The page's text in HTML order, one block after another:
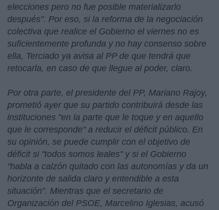
elecciones pero no fue posible materializarlo
después". Por eso, si la reforma de la negociación
colectiva que realice el Gobierno el viernes no es
suficientemente profunda y no hay consenso sobre
ella, Terciado ya avisa al PP de que tendrá que
retocarla, en caso de que llegue al poder, claro.
Por otra parte, el presidente del PP, Mariano Rajoy,
prometió ayer que su partido contribuirá desde las
instituciones "en la parte que le toque y en aquello
que le corresponde" a reducir el déficit público. En
su opinión, se puede cumplir con el objetivo de
déficit si "todos somos leales" y si el Gobierno
"habla a calzón quitado con las autonomías y da un
horizonte de salida claro y entendible a esta
situación". Mientras que el secretario de
Organización del PSOE, Marcelino Iglesias, acusó